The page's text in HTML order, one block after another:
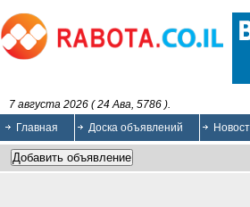
7 августа 2026 ( 24 Ава, 5786 ).
Главная
Доска объявлений